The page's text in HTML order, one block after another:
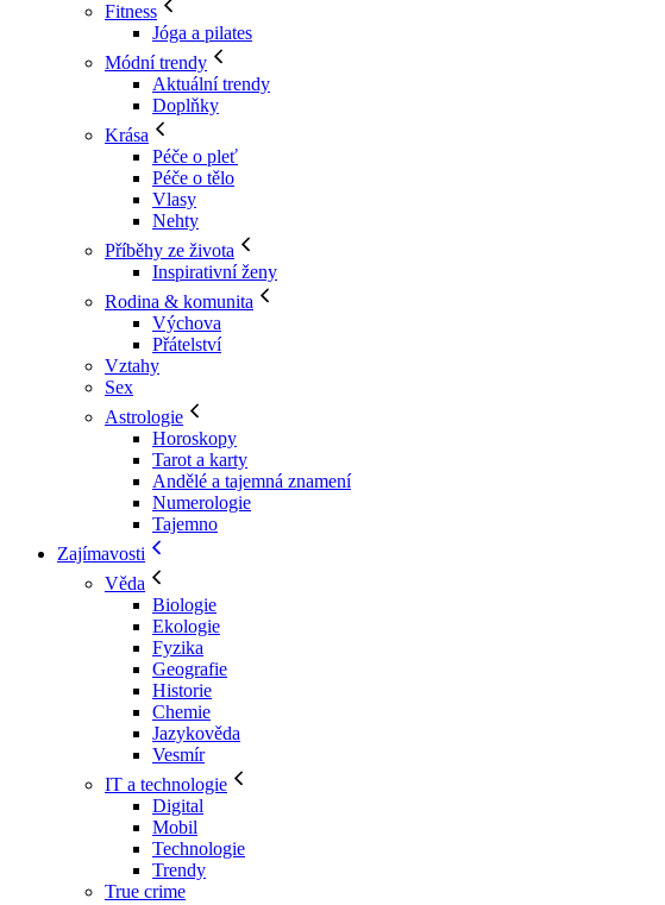
Fitness
Jóga a pilates
Módní trendy
Aktuální trendy
Doplňky
Krása
Péče o pleť
Péče o tělo
Vlasy
Nehty
Příběhy ze života
Inspirativní ženy
Rodina & komunita
Výchova
Přátelství
Vztahy
Sex
Astrologie
Horoskopy
Tarot a karty
Andělé a tajemná znamení
Numerologie
Tajemno
Zajímavosti
Věda
Biologie
Ekologie
Fyzika
Geografie
Historie
Chemie
Jazykověda
Vesmír
IT a technologie
Digital
Mobil
Technologie
Trendy
True crime